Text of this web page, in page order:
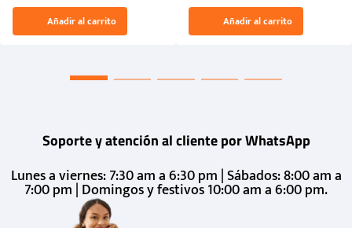
El Rugido del Sol Naciente:
“Primeros para la Et...
Añadir al carrito Añadir al carrito
Soporte y atención al cliente por WhatsApp
Lunes a viernes: 7:30 am a 6:30 pm | Sábados: 8:00 am a
7:00 pm | Domingos y festivos 10:00 am a 6:00 pm.